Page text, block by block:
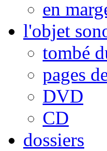
en
l'objet
tombé
pages
DVD
CD
dossiers